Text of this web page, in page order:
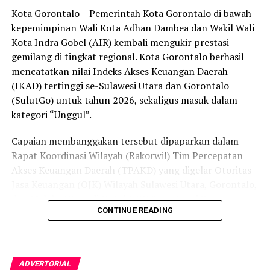
secara menyeluruh, tidak hanya menyasar pengecer
skala kecil tetapi juga distributor dan toko-toko besar
yang melanggar aturan.
Dalam daftar pemeringkatan nasional tersebut, Kota
Denpasar menempati posisi puncak dengan tingkat rasa
aman masyarakat melebihi 81 persen, disusul oleh Kota
Yogyakarta, Surakarta, Semarang, Magelang, dan
Kota Gorontalo yang berada di urutan ketujuh berhasil
mengungguli sejumlah kota berkembang lainnya di
Singkawang. Capaian ini menjadi bukti konkret bahwa
Kota Gorontalo terus bertransformasi menjadi daerah
Kota Gorontalo – Pemerintah Kota Gorontalo di bawah
kepemimpinan Wali Kota Adhan Dambea dan Wakil Wali
Kota Indra Gobel (AIR) kembali mengukir prestasi
gemilang di tingkat regional. Kota Gorontalo berhasil
mencatatkan nilai Indeks Akses Keuangan Daerah
(IKAD) tertinggi se-Sulawesi Utara dan Gorontalo
(SulutGo) untuk tahun 2026, sekaligus masuk dalam
kategori “Unggul”.
Capaian membanggakan tersebut dipaparkan dalam
Rapat Koordinasi Wilayah (Rakorwil) Tim Percepatan
Akses Keuangan Daerah (TPAKD) yang digelar Otoritas
dan Maluku Utara di Hotel NDC Resort and Spa,
Manado, Sulawesi Utara, Rabu (29/7/2026).
Delegasi Pemkot Gorontalo dipimpin langsung oleh
Wakil Wali Kota Gorontalo Indra Gobel, didampingi
CONTINUE READING
ADVERTORIAL